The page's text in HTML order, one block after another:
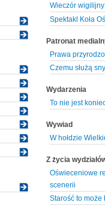
Wieczór wigilijny
Spektakl Koła
Patronat
Prawa
Czemu służą
Wydarzenia
To nie jest
Wywiad
W hołdzie
Z życia
Oświeceniowe
scenerii
Starość to może